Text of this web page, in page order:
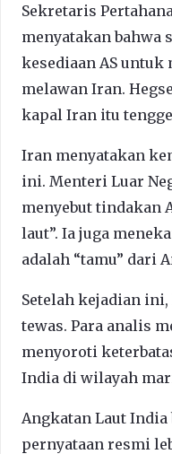
Sekretaris
menyatakan bahwa
kesediaan AS
melawan Iran.
kapal Iran itu
Iran menyatakan
ini. Menteri Luar
menyebut tindakan
laut”. Ia juga
adalah “tamu” dari
Setelah kejadian
tewas. Para analis
menyoroti
India di wilayah
Angkatan Laut
pernyataan resmi